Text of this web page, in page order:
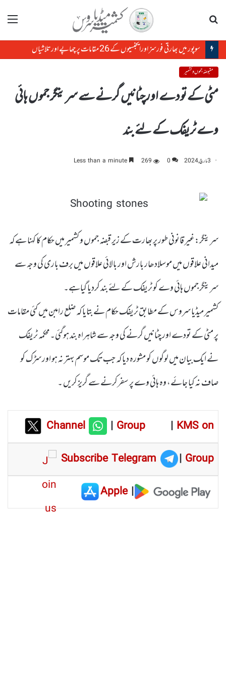
مینو
سوپور میں بھارتی فورسز اورایجنسیوں کے 26 مقامات پر چھاپے اورتلاشیاں
مقبوضہ جموں و کشمیر
مٹی کے تودے اورچٹانیں گرنے سے سرینگر جموں ہائی
وے ٹریفک کے لئے بند
3 مارچ, 2024 0
269
سرینگر:غیر قانونی طور پر بھارت کے زیر قبضہ جموں و کشمیر میں حکام کا کہنا ہے کہ
میدانی علاقوں میں موسلادھار بارش اور بالائی علاقوں میں برف باری کی وجہ سے
سرینگر جموں ہائی وے کو ٹریفک کے لئے بند کردیا گیاہے۔
کشمیر میڈیا سروس کے مطابق ٹریفک حکام نے بتایا کہ ضلع رامبن میں کئی مقامات
پر مٹی کے تودے اور چٹانیں گرنے کی وجہ سے شاہراہ بند ہوگئی۔محکمہ ٹریفک
نے ایک بیان میں لوگوں کو مشورہ دیا کہ جب تک موسم بہتر نہ ہو اور سڑک کو
صاف نہ کیا جائے، وہ ہائی وے پر سفرکرنے سے گریز کریں ۔
Channel |Group | KMS on
Subscribe Telegram
| Group
|
Apple